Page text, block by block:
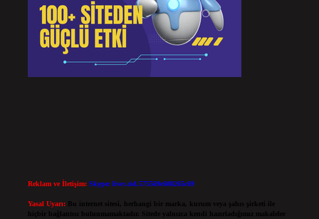
Reklam ve İletişim: Skype: live:.cid.575569c608265c69
Yasal Uyarı:
Bu internet sitesi, herhangi bir marka, kurum veya şahıs şirketi ile
hiçbir bağlantısı bulunmamaktadır. Sitede yalnızca kendi hazırladığımız makaleler